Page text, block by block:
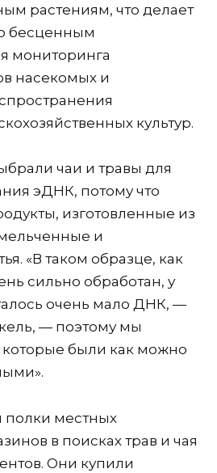
растениям, что делает
бесценным
мониторинга
насекомых и
культур.
чаи и травы для
эДНК, потому что
изготовленные из
и
«В таком образце, как
сильно обработан, у
очень мало ДНК, —
— поэтому мы
были как можно
полки местных
в поисках трав и чая
Они купили